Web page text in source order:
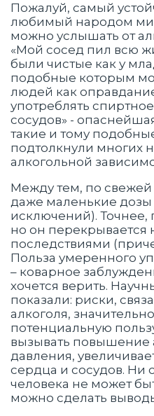
Пожалуй, самый
любимый народом
можно услышать от
«Мой сосед пил всю
были чистые как у
подобные которым
людей как
употреблять
сосудов» -
такие и тому
подтолкнули многих
алкогольной
Между тем, по свежей
даже маленькие дозы
исключений). Точнее,
но он перекрывается
последствиями
Польза умеренного
– коварное
хочется верить.
показали: риски,
алкоголя,
потенциальную
вызывать повышение
давления,
сердца и сосудов. Ни
человека не может
можно сделать